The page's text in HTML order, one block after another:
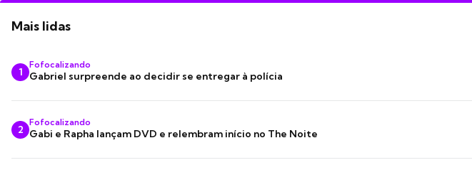
Mais lidas
1
Fofocalizando
Gabriel surpreende ao decidir se entregar à polícia
2
Fofocalizando
Gabi e Rapha lançam DVD e relembram início no The Noite